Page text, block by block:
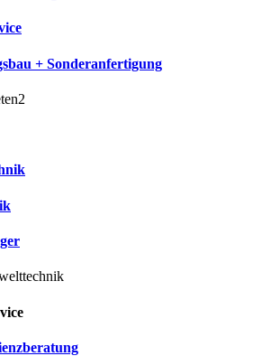
+ Sonderanfertigung